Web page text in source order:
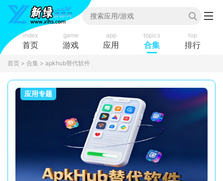
index
首页
game
游戏
app
应用
topics
合集
top
排行
首页 > 合集 > apkhub替代软件
应用专题